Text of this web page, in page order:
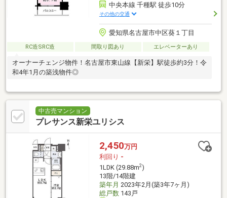
中央本線 千種駅 徒歩10分
その他の交通
愛知県名古屋市中区葵１丁目
RC造SRC造 間取り図あり エレベーターあり
オーナーチェンジ物件！名古屋市東山線【新栄】駅徒歩約3分！令
和4年1月の築浅物件◎
中古売マンション
プレサンス新栄ユリシス
2,450万円
利回り -
1LDK (29.88m2)
13階/14階建
築年月 2023年2月(築3年7ヶ月)
総戸数143戸